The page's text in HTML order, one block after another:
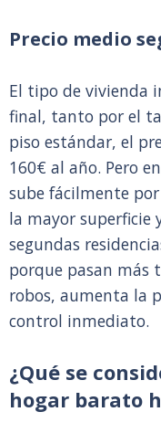
Precio medio
El tipo de vivienda
final, tanto por el
piso estándar, el
160€ al año. Pero
sube fácilmente
la mayor superficie
segundas
porque pasan más
robos, aumenta la
control inmediato.
¿Qué se
hogar barato